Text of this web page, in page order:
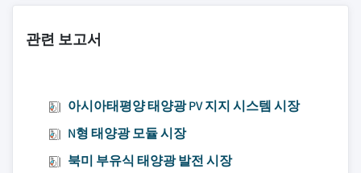
관련 보고서
아시아태평양 태양광 PV 지지 시스템 시장
N형 태양광 모듈 시장
북미 부유식 태양광 발전 시장